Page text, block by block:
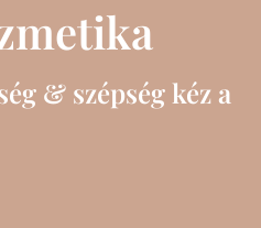
& szépségkéz a